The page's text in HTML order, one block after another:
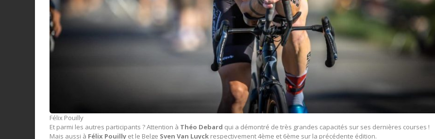
Félix Pouilly
Et parmi les autres participants ? Attention à Théo Debard qui a démontré de très grandes capacités sur ses dernières courses !
Mais aussi à Félix Pouilly et le Belge Sven Van Luyck respectivement 4ème et 6ème sur la précédente édition.